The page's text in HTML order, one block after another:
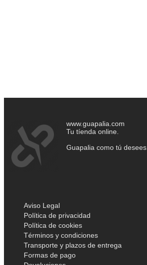
www.guapalia.com
Tu tíenda online.
Guapalia como tú desees.
Aviso Legal
Política de privacidad
Política de cookies
Términos y condiciones
Transporte y plazos de entrega
Formas de pago